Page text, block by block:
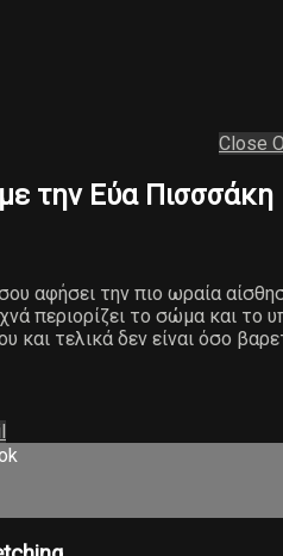
Close
την Εύα Πισσσάκη
αφήσει την πιο ωραία
περιορίζει το σώμα και το
και τελικά δεν είναι όσο